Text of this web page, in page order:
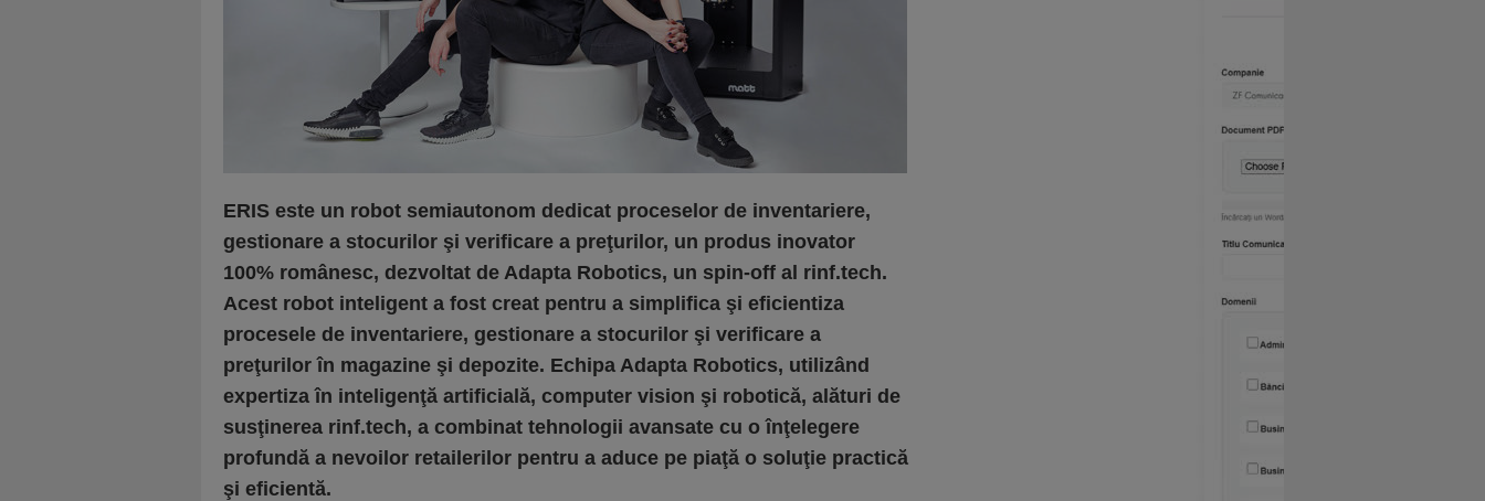
ERIS este un robot semiautonom dedicat proceselor de inventariere,
gestionare a stocurilor şi verificare a preţurilor, un produs inovator
100% românesc, dezvoltat de Adapta Robotics, un spin-off al rinf.tech.
Acest robot inteligent a fost creat pentru a simplifica şi eficientiza
procesele de inventariere, gestionare a stocurilor şi verificare a
preţurilor în magazine şi depozite. Echipa Adapta Robotics, utilizând
expertiza în inteligenţă artificială, computer vision şi robotică, alături de
susţinerea rinf.tech, a combinat tehnologii avansate cu o înţelegere
profundă a nevoilor retailerilor pentru a aduce pe piaţă o soluţie practică
şi eficientă.